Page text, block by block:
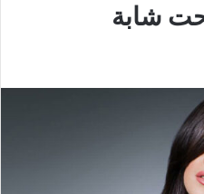
شابة